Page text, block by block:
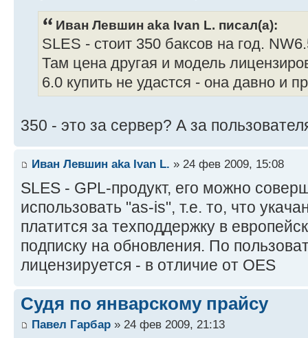
Иван Левшин aka Ivan L. писал(а):
SLES - стоит 350 баксов на год.
Там цена другая и модель
6.0 купить не удастся - она давно и
350 - это за сервер? А за
Иван Левшин aka Ivan L. » 24 фев 2009, 15:08
SLES - GPL-продукт, его можно
использовать "as-is", т.е. то, что
платится за техподдержку в
подписку на обновления. По
лицензируется - в отличие от OES
Судя по январскому прайсу
Павел Гарбар » 24 фев 2009, 21:13